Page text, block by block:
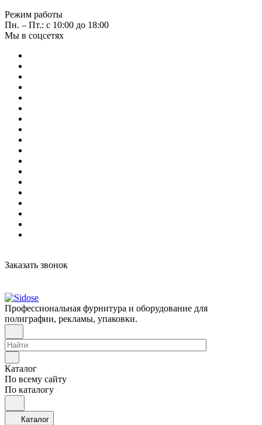
Режим работы
Пн. – Пт.: с 10:00 до 18:00
Мы в соцсетях
Заказать звонок
Профессиональная фурнитура и оборудование для
полиграфии, рекламы, упаковки.
Каталог
По всему сайту
По каталогу
Каталог